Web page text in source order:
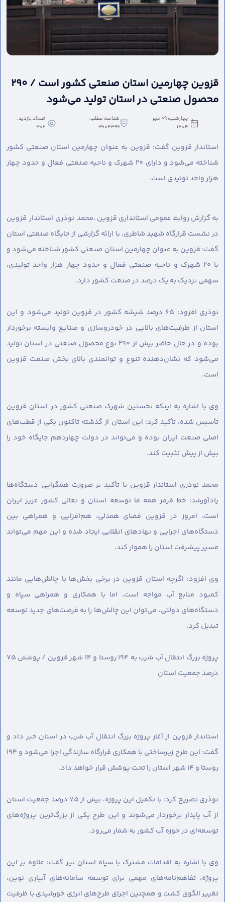
قزوین چهارمین استان صنعتی کشور است / ۲۹۰
محصول صنعتی در استان تولید می‌شود
چهارشنبه 09 مهر
1404
شناسه مطلب:
3604399
تعداد بازدید :
306
استاندار قزوین گفت: قزوین به عنوان چهارمین استان صنعتی کشور
شناخته می‌شود و دارای ۲۰ شهرک و ناحیه صنعتی فعال و حدود چهار
هزار واحد تولیدی است.
به گزارش روابط عمومی استانداری قزوین ،محمد نوذری استاندار قزوین
در نشست قرارگاه شهید شاطری، با ارائه گزارشی از جایگاه صنعتی استان
گفت: قزوین به عنوان چهارمین استان صنعتی کشور شناخته می‌شود و
با ۲۰ شهرک و ناحیه صنعتی فعال و حدود چهار هزار واحد تولیدی،
سهمی نزدیک به یک درصد در صنعت کشور دارد.
نوذری افزود: ۶۵ درصد شیشه کشور در قزوین تولید می‌شود و این
استان از ظرفیت‌های بالایی در خودروسازی و صنایع وابسته برخوردار
بوده و در حال حاضر بیش از ۲۹۰ نوع محصول صنعتی در استان تولید
می‌شود که نشان‌دهنده تنوع و توانمندی بالای بخش صنعت قزوین
است.
وی با اشاره به اینکه نخستین شهرک صنعتی کشور در استان قزوین
تأسیس شده، تأکید کرد: این استان از گذشته تاکنون یکی از قطب‌های
اصلی صنعت ایران بوده و می‌تواند در دولت چهاردهم جایگاه خود را
بیش از پیش تثبیت کند.
محمد نوذری استاندار قزوین با تأکید بر ضرورت همگرایی دستگاه‌ها
یادآورشد: خط قرمز همه ما توسعه استان و تعالی کشور عزیز ایران
است، امروز در قزوین فضای همدلی، هم‌افزایی و همراهی بین
دستگاه‌های اجرایی و نهادهای انقلابی ایجاد شده و این مهم می‌تواند
مسیر پیشرفت استان را هموار کند.
وی افزود: اگرچه استان قزوین در برخی بخش‌ها با چالش‌هایی مانند
کمبود منابع آب مواجه است، اما با همکاری و همراهی سپاه و
دستگاه‌های دولتی، می‌توان این چالش‌ها را به فرصت‌های جدید توسعه
تبدیل کرد.
پروژه بزرگ انتقال آب شرب به ۱۹۴ روستا و ۱۴ شهر قزوین / پوشش ۷۵
درصد جمعیت استان
استاندار قزوین از آغاز پروژه بزرگ انتقال آب شرب در استان خبر داد و
گفت: این طرح زیرساختی با همکاری قرارگاه سازندگی اجرا می‌شود و ۱۹۴
روستا و ۱۴ شهر استان را تحت پوشش قرار خواهد داد.
نوذری تصریح کرد: با تکمیل این پروژه، بیش از ۷۵ درصد جمعیت استان
از آب پایدار برخوردار می‌شوند و این طرح یکی از بزرگ‌ترین پروژه‌های
توسعه‌ای در حوزه آب کشور به شمار می‌رود.
وی با اشاره به اقدامات مشترک با سپاه استان نیز گفت: علاوه بر این
پروژه، تفاهم‌نامه‌های مهمی برای توسعه سامانه‌های آبیاری نوین،
تغییر الگوی کشت و همچنین اجرای طرح‌های انرژی خورشیدی با ظرفیت